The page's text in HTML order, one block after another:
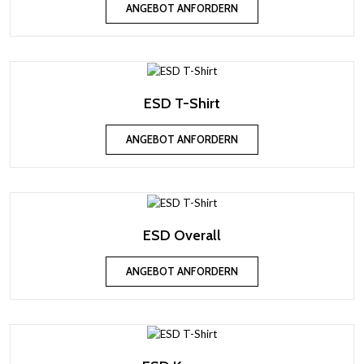
ANGEBOT ANFORDERN
ESD T-Shirt
ANGEBOT ANFORDERN
ESD Overall
ANGEBOT ANFORDERN